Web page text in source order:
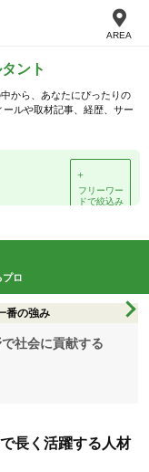
AREA
ント
から、あなたにぴったりの
ルや取材記事、経歴、サー
＋
フリーワー
ドで絞込み
プロ
番の強み
社会に貢献する
長く活躍する人材